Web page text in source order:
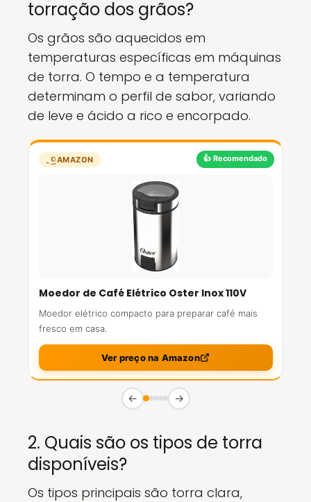
torração dos grãos?
Os grãos são aquecidos em
temperaturas específicas em máquinas
de torra. O tempo e a temperatura
determinam o perfil de sabor, variando
de leve e ácido a rico e encorpado.
👍 Recomendado
AMAZON
Moedor de Café Elétrico Oster Inox 110V
Moedor elétrico compacto para preparar café mais
fresco em casa.
Ver preço na Amazon
← →
2. Quais são os tipos de torra
disponíveis?
Os tipos principais são torra clara,